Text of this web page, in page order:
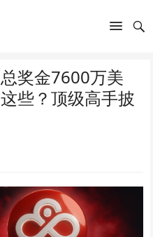
奖金7600万美
些？顶级高手披